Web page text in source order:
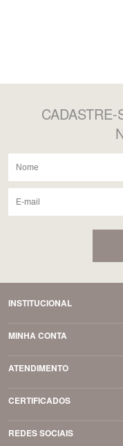
CADASTRE-
INSTITUCIONAL
MINHA CONTA
ATENDIMENTO
CERTIFICADOS
REDES SOCIAIS